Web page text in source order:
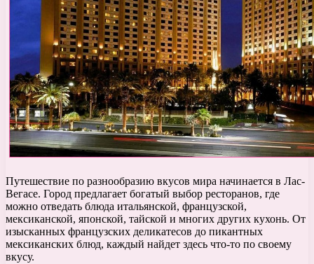
Путешествие по разнообразию вкусов мира начинается в Лас-
Вегасе. Город предлагает богатый выбор ресторанов, где
можно отведать блюда итальянской, французской,
мексиканской, японской, тайской и многих других кухонь. От
изысканных французских деликатесов до пикантных
мексиканских блюд, каждый найдет здесь что-то по своему
вкусу.